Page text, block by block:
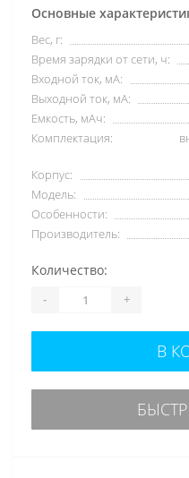
Основные
Вес, г:
Время зарядки от сети, ч:
Входной ток, мА:
Выходной ток, мА:
Емкость, мАч:
Комплектация:
Корпус:
Модель:
Особенности:
Производитель:
Количество:
- +
В